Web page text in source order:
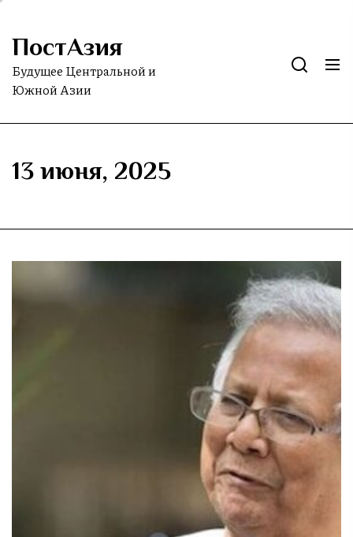
Skip
the
content
ПостАзия
Будущее Центральной и
Южной Азии
13 июня, 2025